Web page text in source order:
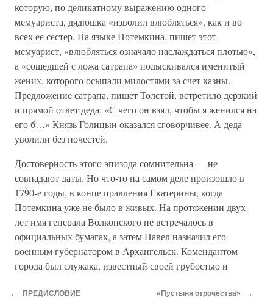
которую, по деликатному выражению одного
мемуариста, дядюшка «изволил влюбляться», как и во
всех ее сестер. На языке Потемкина, пишет этот
мемуарист, «влюбляться означало наслаждаться плотью»,
а «сошедшей с ложа сатрапа» подыскивался именитый
жених, которого осыпали милостями за счет казны.
Предложение сатрапа, пишет Толстой, встретило дерзкий
и прямой ответ деда: «С чего он взял, чтобы я женился на
его б…» Князь Голицын оказался сговорчивее. А деда
уволили без почестей.
Достоверность этого эпизода сомнительна — не
совпадают даты. Но что-то на самом деле произошло в
1790-е годы, в конце правления Екатерины, когда
Потемкина уже не было в живых. На протяжении двух
лет имя генерала Волконского не встречалось в
официальных бумагах, а затем Павел назначил его
военным губернатором в Архангельск. Комендантом
города был служака, известный своей грубостью и
нетерпимостью. Стычка с ним окончилась доносом в
столицу и вмешательством императора, который выразил
← ПРЕДИСЛОВИЕ «Пустыня отрочества» →